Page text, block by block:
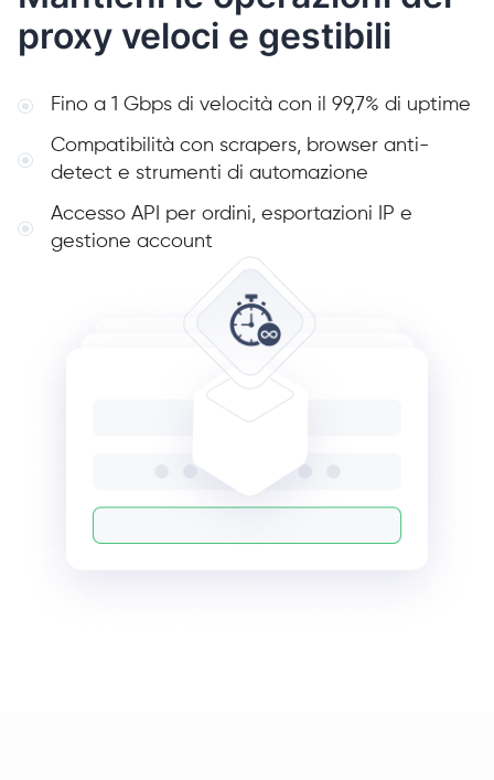
proxy veloci e gestibili
Fino a 1 Gbps di velocità con il 99,7% di uptime
Compatibilità con scrapers, browser anti-
detect e strumenti di automazione
Accesso API per ordini, esportazioni IP e
gestione account